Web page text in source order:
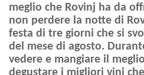
meglio che Rovinj ha da
non perdere la notte di
festa di tre giorni che si
del mese di agosto.
vedere e mangiare il
degustare i migliori vini